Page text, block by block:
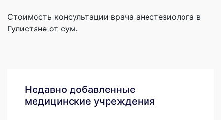
Стоимость консультации врача анестезиолога в
Гулистане от сум.
Недавно добавленные
медицинские учреждения